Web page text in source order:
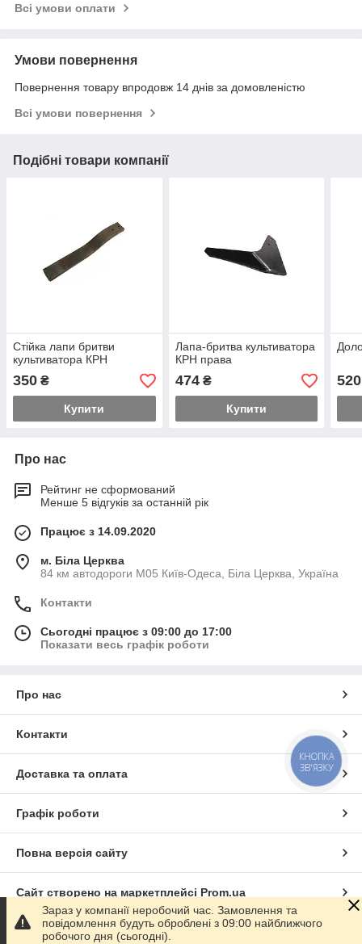
Всі умови оплати
Умови повернення
Повернення товару впродовж 14 днів за домовленістю
Всі умови повернення
Подібні товари компанії
Стійка лапи бритви
культиватора КРН
350 ₴
Купити
Лапа-бритва культиватора
КРН права
474₴
Купити
520
Про нас
Рейтинг не сформований
Менше 5 відгуків за останній рік
Працює з 14.09.2020
м. Біла Церква
84 км автодороги М05 Київ-Одеса, Біла Церква, Україна
Контакти
Сьогодні працює з 09:00 до 17:00
Показати весь графік роботи
Про нас
Контакти
Доставка та оплата
Графік роботи
Повна версія сайту
Сайт створено на маркетплейсі Prom.ua
Політика конфіденційності
Зараз у компанії неробочий час. Замовлення та
повідомлення будуть оброблені з 09:00 найближчого
робочого дня (сьогодні).
КНОПКА
ЗВ'ЯЗКУ